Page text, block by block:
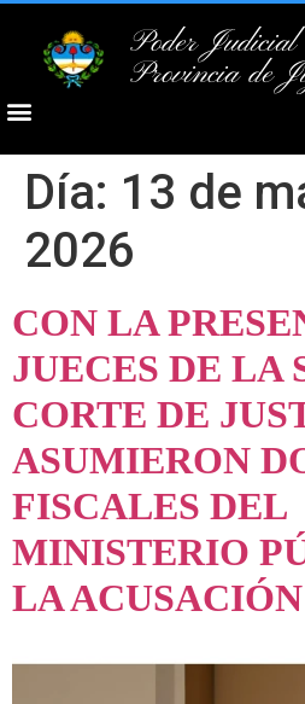
Poder
Provincia de
Día: 13 de
2026
CON LA
JUECES DE LA
CORTE DE
ASUMIERON
FISCALES DEL
MINISTERIO
LA ACUSACIÓN